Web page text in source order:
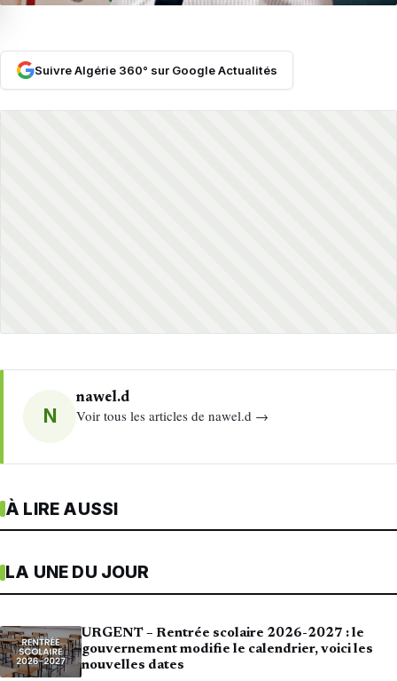
Suivre Algérie 360° sur Google Actualités
N
nawel.d
Voir tous les articles de nawel.d →
À LIRE AUSSI
LA UNE DU JOUR
URGENT – Rentrée scolaire 2026-2027 : le
gouvernement modifie le calendrier, voici les
nouvelles dates